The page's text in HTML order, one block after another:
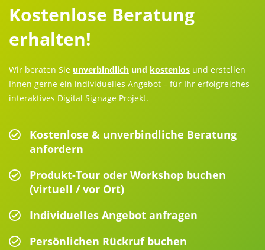
Kostenlose Beratung
erhalten!
Wir beraten Sie unverbindlich und kostenlos und erstellen
Ihnen gerne ein individuelles Angebot – für Ihr erfolgreiches
interaktives Digital Signage Projekt.
Kostenlose & unverbindliche Beratung
anfordern
Produkt-Tour oder Workshop buchen
(virtuell / vor Ort)
Individuelles Angebot anfragen
Persönlichen Rückruf buchen